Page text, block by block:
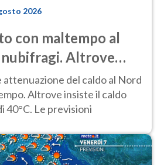
2026
con maltempo al
Altrove
attenuazione del caldo al Nord
Altrove insiste il caldo
40°C. Le previsioni